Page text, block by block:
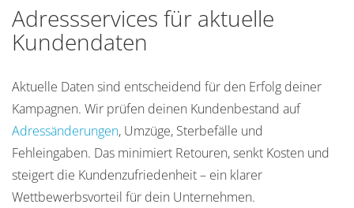
Adressservices für aktuelle
Kundendaten
Aktuelle Daten sind entscheidend für den Erfolg deiner
Kampagnen. Wir prüfen deinen Kundenbestand auf
Adressänderungen, Umzüge, Sterbefälle und
Fehleingaben. Das minimiert Retouren, senkt Kosten und
steigert die Kundenzufriedenheit – ein klarer
Wettbewerbsvorteil für dein Unternehmen.